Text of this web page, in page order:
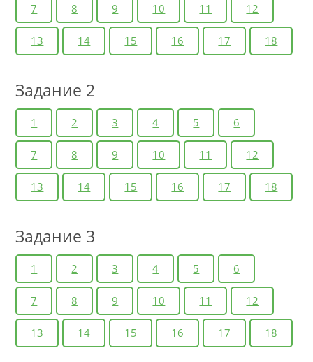
7 8 9 10 11 12
13 14 15 16 17 18
Задание 2
1 2 3 4 5 6
7 8 9 10 11 12
13 14 15 16 17 18
Задание 3
1 2 3 4 5 6
7 8 9 10 11 12
13 14 15 16 17 18